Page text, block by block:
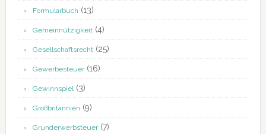
Formularbuch (13)
Gemeinnützigkeit(4)
Gesellschaftsrecht(25)
Gewerbesteuer(16)
Gewinnspiel(3)
Großbritannien (9)
Grunderwerbsteuer(7)